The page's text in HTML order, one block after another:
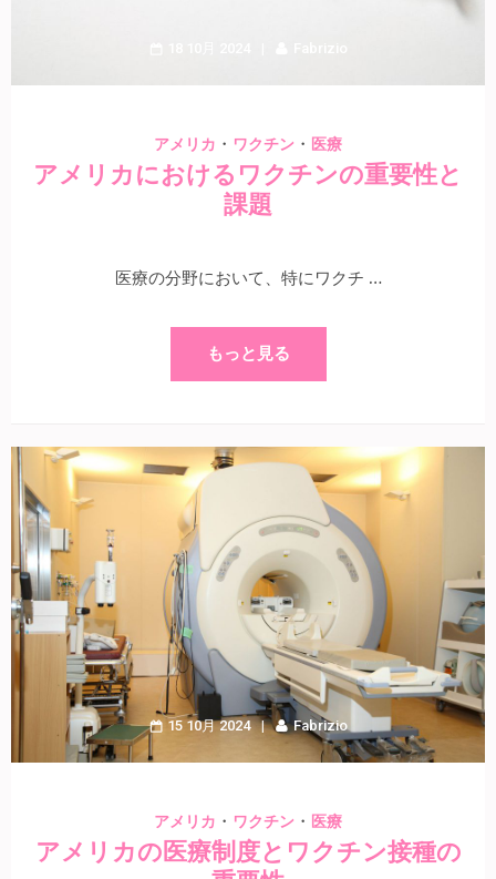
アメリカ ・ ワクチン ・ 医療
アメリカにおけるワクチンの重要性と
課題
医療の分野において、特にワクチ …
もっと見る
15 10月 2024 Fabrizio
アメリカ ・ ワクチン ・ 医療
アメリカの医療制度とワクチン接種の